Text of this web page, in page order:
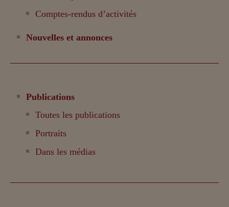
Comptes-rendus d’activités
Nouvelles et annonces
Publications
Toutes les publications
Portraits
Dans les médias